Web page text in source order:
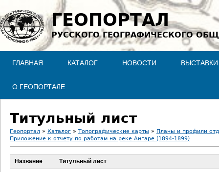
Jump to navigation
ГЕОПОРТАЛ
РУССКОГО ГЕОГРАФИЧЕСКОГО
ГЛАВНАЯ КАТАЛОГ НОВОСТИ ВЫСТАВКИ
О ГЕОПОРТАЛЕ
Титульный лист
В
ы
Геопортал » Каталог » Топографические карты » Планы и профили
Приложение к отчету по работам на реке Ангаре (1894-1899)
Название Титульный лист